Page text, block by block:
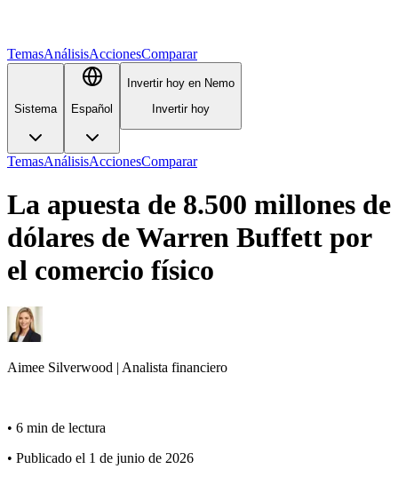
TemasAnálisisAccionesComparar
Sistema Español
Invertir hoy en Nemo
Invertir hoy
TemasAnálisisAccionesComparar
La apuesta de 8.500 millones de
dólares de Warren Buffett por
el comercio físico
Aimee Silverwood | Analista financiero
• 6 min de lectura
• Publicado el 1 de junio de 2026